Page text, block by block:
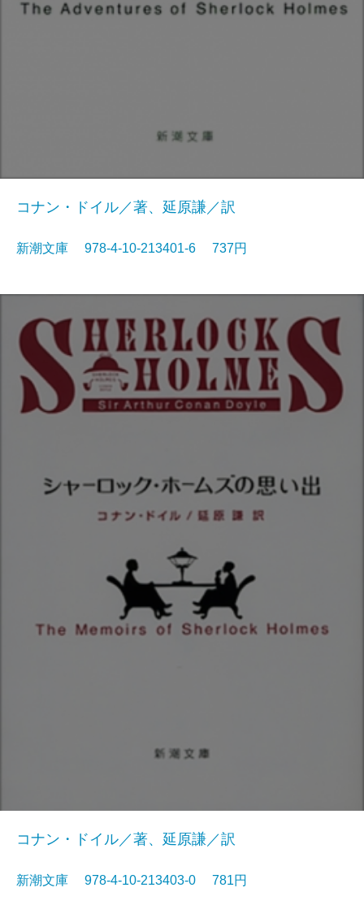
コナン・ドイル／著、延原謙／訳
新潮文庫 978-4-10-213401-6 737円
コナン・ドイル／著、延原謙／訳
新潮文庫 978-4-10-213403-0 781円